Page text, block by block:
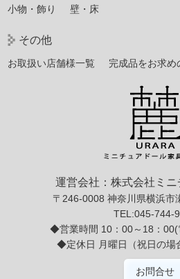
小物・飾り
壁・床
その他
お取扱い店舗様一覧 完成品をお求め
運営会社：株式会社ミニ
〒246-0008 神奈川県横浜市
TEL:045-744-
◆営業時間 10：00～18：00(
◆定休日 月曜日（祝日の場
お問合せ